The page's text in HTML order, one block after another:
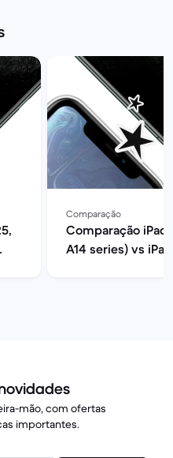
Comparação
Comparação iPad
A14 series) vs
mão, com ofertas
importantes.